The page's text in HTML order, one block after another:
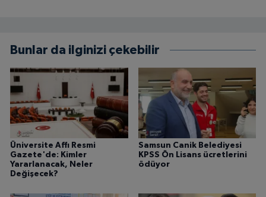
Bunlar da ilginizi çekebilir
Üniversite Affı Resmi
Gazete'de: Kimler
Yararlanacak, Neler
Değişecek?
Samsun Canik Belediyesi
KPSS Ön Lisans ücretlerini
ödüyor